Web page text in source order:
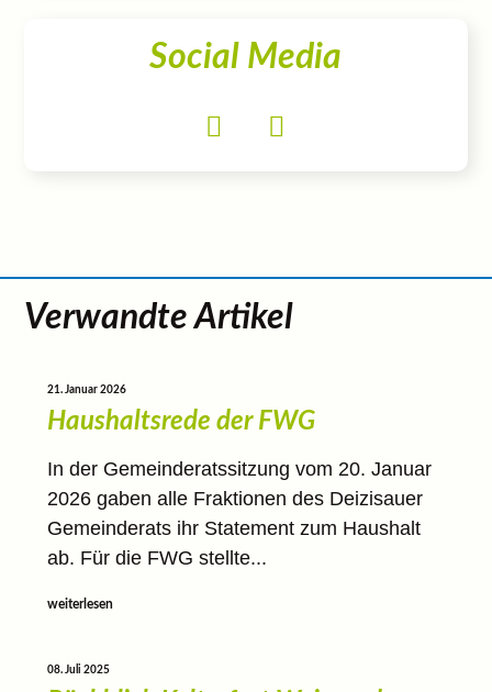
Social Media
Verwandte Artikel
21. Januar 2026
Haushaltsrede der FWG
In der Gemeinderatssitzung vom 20. Januar
2026 gaben alle Fraktionen des Deizisauer
Gemeinderats ihr Statement zum Haushalt
ab. Für die FWG stellte...
weiterlesen
08. Juli 2025